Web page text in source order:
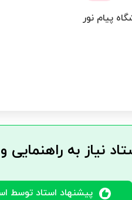
پیام نور
نیاز به راهنمایی
پیشنهاد استاد توسط